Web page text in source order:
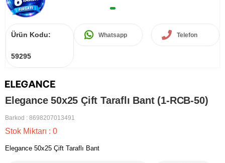
Ürün Kodu:
59295
Whatsapp Telefon
Elegance 50x25 Çift Taraflı Bant (1-RCB-50)
Barkod : 8698207013491
Stok Miktarı : 0
Elegance 50x25 Çift Taraflı Bant